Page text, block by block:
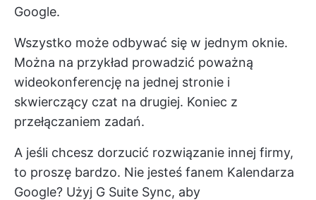
Google.
Wszystko może odbywać się w jednym oknie.
Można na przykład prowadzić poważną
wideokonferencję na jednej stronie i
skwierczący czat na drugiej. Koniec z
przełączaniem zadań.
A jeśli chcesz dorzucić rozwiązanie innej firmy,
to proszę bardzo. Nie jesteś fanem Kalendarza
Google? Użyj G Suite Sync, aby